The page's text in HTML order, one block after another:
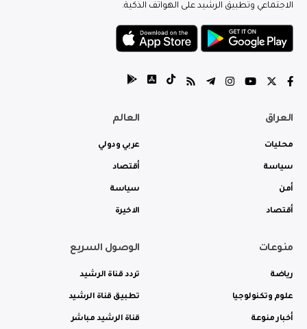
الاجتماعي وتطبيق الرشيد على الهواتف الذكية.
العراق
محليات
سياسة
أمن
أقتصاد
العالم
عربي ودولي
أقتصاد
سياسة
الاخيرة
منوعات
رياضة
علوم وتكنولوجيا
أخبار منوعة
الوصول السريع
تردد قناة الرشيد
تطبيق قناة الرشيد
قناة الرشيد مباشر